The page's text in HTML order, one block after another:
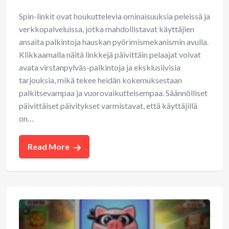
Spin-linkit ovat houkuttelevia ominaisuuksia peleissä ja
verkkopalveluissa, jotka mahdollistavat käyttäjien
ansaita palkintoja hauskan pyörimismekanismin avulla.
Klikkaamalla näitä linkkejä päivittäin pelaajat voivat
avata virstanpylväs-palkintoja ja eksklusiivisia
tarjouksia, mikä tekee heidän kokemuksestaan
palkitsevampaa ja vuorovaikutteisempaa. Säännölliset
päivittäiset päivitykset varmistavat, että käyttäjillä
on…
Read More